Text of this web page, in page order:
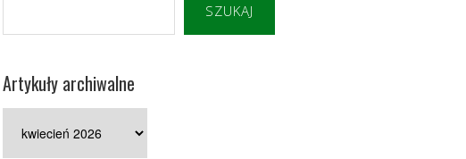
SZUKAJ
Artykuły archiwalne
archiwalne